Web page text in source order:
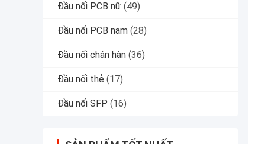
Đầu nối PCB nữ (49)
Đầu nối PCB nam (28)
Đầu nối chân hàn (36)
Đầu nối thẻ (17)
Đầu nối SFP (16)